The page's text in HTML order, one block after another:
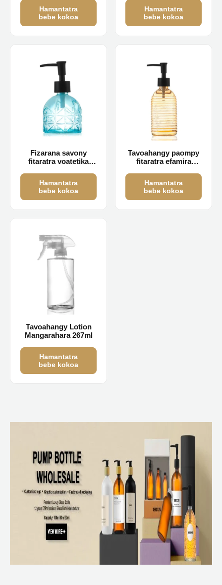
Hamantatra
bebe kokoa
Hamantatra
bebe kokoa
Fizarana savony
fitaratra voatetika
Hamantatra
bebe kokoa
Tavoahangy paompy
fitaratra efamira
Hamantatra
bebe kokoa
Tavoahangy Lotion
Mangarahara 267ml
Hamantatra
bebe kokoa